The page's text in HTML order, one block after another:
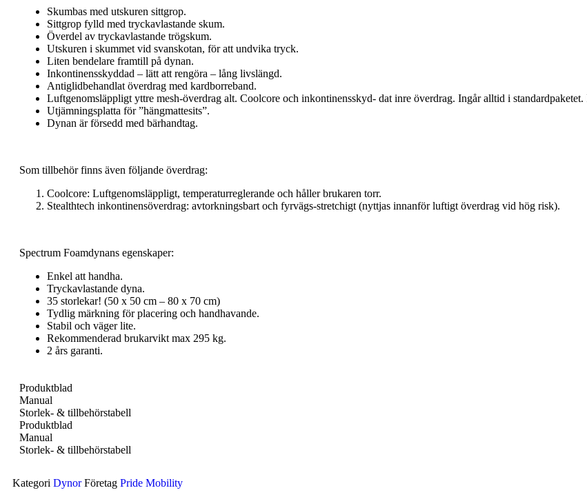
Skumbas med utskuren sittgrop.
Sittgrop fylld med tryckavlastande skum.
Överdel av tryckavlastande trögskum.
Utskuren i skummet vid svanskotan, för att undvika tryck.
Liten bendelare framtill på dynan.
Inkontinensskyddad – lätt att rengöra – lång livslängd.
Antiglidbehandlat överdrag med kardborreband.
Luftgenomsläppligt yttre mesh-överdrag alt. Coolcore och inkontinensskyd- dat inre överdrag. Ingår alltid i standardpaketet.
Utjämningsplatta för ”hängmattesits”.
Dynan är försedd med bärhandtag.
Som tillbehör finns även följande överdrag:
Coolcore: Luftgenomsläppligt, temperaturreglerande och håller brukaren torr.
Stealthtech inkontinensöverdrag: avtorkningsbart och fyrvägs-stretchigt (nyttjas innanför luftigt överdrag vid hög risk).
Spectrum Foamdynans egenskaper:
Enkel att handha.
Tryckavlastande dyna.
35 storlekar! (50 x 50 cm – 80 x 70 cm)
Tydlig märkning för placering och handhavande.
Stabil och väger lite.
Rekommenderad brukarvikt max 295 kg.
2 års garanti.
Produktblad
Manual
Storlek- & tillbehörstabell
Produktblad
Manual
Storlek- & tillbehörstabell
Kategori Dynor Företag Pride Mobility